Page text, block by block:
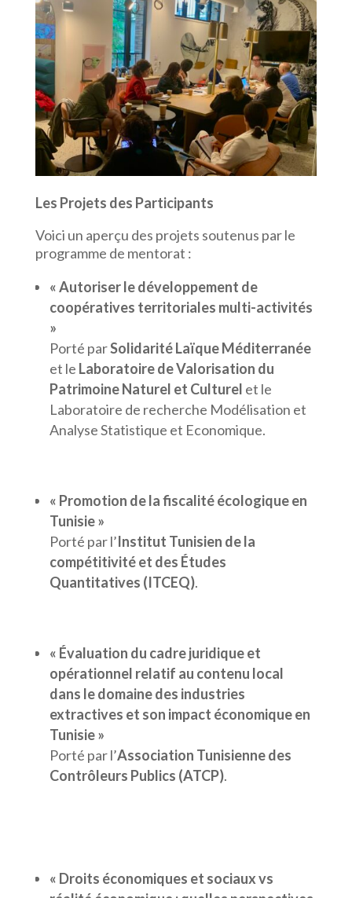
Les Projets des Participants
Voici un aperçu des projets soutenus par le
programme de mentorat :
« Autoriser le développement de
coopératives territoriales multi-activités
»
Porté parSolidarité Laïque Méditerranée
et le Laboratoire de Valorisation du
Patrimoine Naturel et Culturel et le
Laboratoire de recherche Modélisation et
Analyse Statistique et Economique.
« Promotion de la fiscalité écologique en
Tunisie »
Porté par l’Institut Tunisien de la
compétitivité et des Études
Quantitatives (ITCEQ).
« Évaluation du cadre juridique et
opérationnel relatif au contenu local
dans le domaine des industries
extractives et son impact économique en
Tunisie »
Porté par l’Association Tunisienne des
Contrôleurs Publics (ATCP).
« Droits économiques et sociaux vs